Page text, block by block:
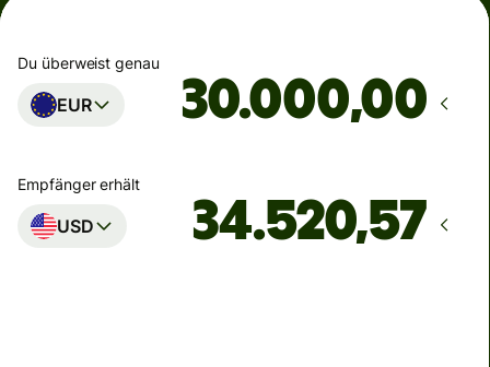
Du überweist genau
EUR ,00
Empfänger erhält
USD